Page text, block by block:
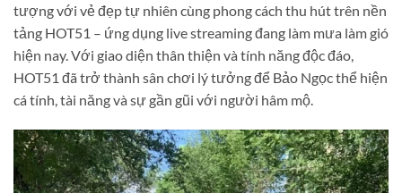
tượng với vẻ đẹp tự nhiên cùng phong cách thu hút trên nền
tảng HOT51 – ứng dụng live streaming đang làm mưa làm gió
hiện nay. Với giao diện thân thiện và tính năng độc đáo,
HOT51 đã trở thành sân chơi lý tưởng để Bảo Ngọc thể hiện
cá tính, tài năng và sự gần gũi với người hâm mộ.